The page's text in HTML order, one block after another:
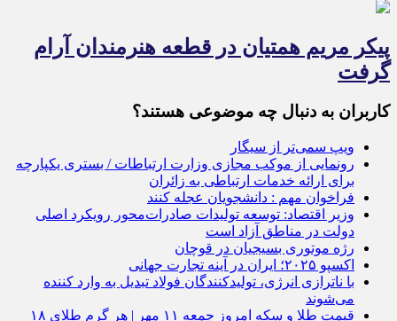
پیکر مریم همتیان در قطعه هنرمندان آرام
گرفت
کاربران به دنبال چه موضوعی هستند؟
ویپ سمی‌تر از سیگار
رونمایی از موکب مجازی وزارت ارتباطات / بستری یکپارچه
برای ارائه خدمات ارتباطی به زائران
فراخوان مهم : دانشجویان عجله کنند
وزیر اقتصاد: توسعه تولیدات صادرات‌محور رویکرد اصلی
دولت در مناطق آزاد است
رژه موتوری بسیجیان در قوچان
اکسپو ۲۰۲۵؛ ایران در آینه تجارت جهانی
با ناترازی انرژی، تولیدکنندگان فولاد تبدیل به وارد کننده
می‌شوند
قیمت طلا و سکه امروز جمعه ۱۱ مهر | هر گرم طلای ۱۸